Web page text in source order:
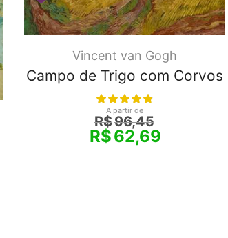
Vincent van Gogh
Campo de Trigo com Corvos
A partir de
R$96,45
R$62,69